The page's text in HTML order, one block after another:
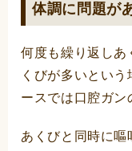
体調に問題が
何度も繰り返しあ
くびが多いとい
ースでは口腔ガン
あくびと同時に嘔